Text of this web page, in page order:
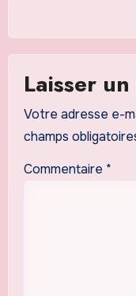
Laisser
Votre adresse e-
champs
Commentaire *